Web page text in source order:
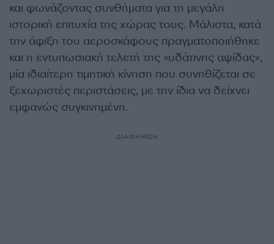
και φωνάζοντας συνθήματα για τη μεγάλη
ιστορική επιτυχία της χώρας τους. Μάλιστα, κατά
την άφιξη του αεροσκάφους πραγματοποιήθηκε
και η εντυπωσιακή τελετή της «υδάτινης αψίδας»,
μία ιδιαίτερη τιμητική κίνηση που συνηθίζεται σε
ξεχωριστές περιστάσεις, με την ίδια να δείχνει
εμφανώς συγκινημένη.
ΔΙΑΦΗΜΙΣΗ